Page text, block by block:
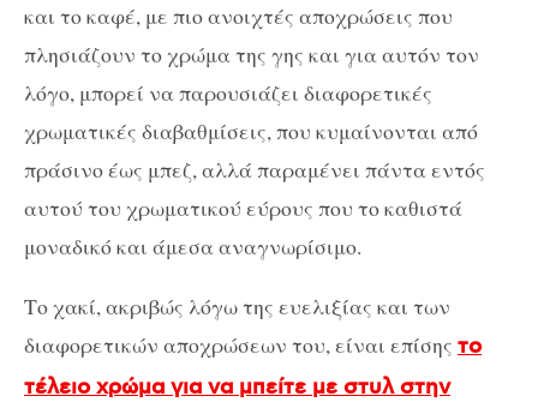
και το καφέ, με πιο ανοιχτές αποχρώσεις που
πλησιάζουν το χρώμα της γης και για αυτόν τον
λόγο, μπορεί να παρουσιάζει διαφορετικές
χρωματικές διαβαθμίσεις, που κυμαίνονται από
πράσινο έως μπεζ, αλλά παραμένει πάντα εντός
αυτού του χρωματικού εύρους που το καθιστά
μοναδικό και άμεσα αναγνωρίσιμο.
Το χακί, ακριβώς λόγω της ευελιξίας και των
διαφορετικών αποχρώσεων του, είναι επίσης το
τέλειο χρώμα για να μπείτε με στυλ στην